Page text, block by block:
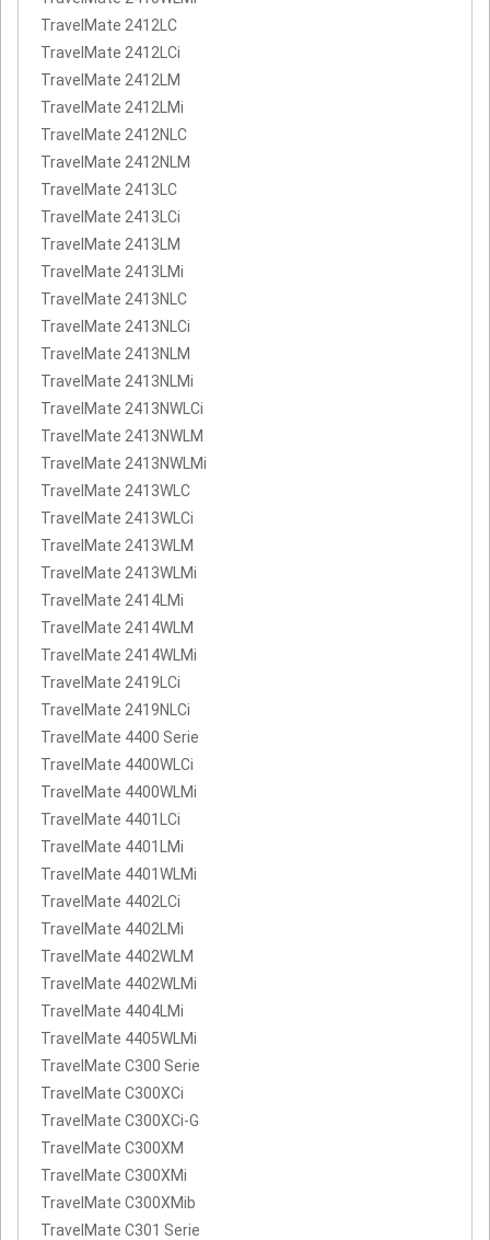
TravelMate 2412LC
TravelMate 2412LCi
TravelMate 2412LM
TravelMate 2412LMi
TravelMate 2412NLC
TravelMate 2412NLM
TravelMate 2413LC
TravelMate 2413LCi
TravelMate 2413LM
TravelMate 2413LMi
TravelMate 2413NLC
TravelMate 2413NLCi
TravelMate 2413NLM
TravelMate 2413NLMi
TravelMate 2413NWLCi
TravelMate 2413NWLM
TravelMate 2413NWLMi
TravelMate 2413WLC
TravelMate 2413WLCi
TravelMate 2413WLM
TravelMate 2413WLMi
TravelMate 2414LMi
TravelMate 2414WLM
TravelMate 2414WLMi
TravelMate 2419LCi
TravelMate 2419NLCi
TravelMate 4400 Serie
TravelMate 4400WLCi
TravelMate 4400WLMi
TravelMate 4401LCi
TravelMate 4401LMi
TravelMate 4401WLMi
TravelMate 4402LCi
TravelMate 4402LMi
TravelMate 4402WLM
TravelMate 4402WLMi
TravelMate 4404LMi
TravelMate 4405WLMi
TravelMate C300 Serie
TravelMate C300XCi
TravelMate C300XCi-G
TravelMate C300XM
TravelMate C300XMi
TravelMate C300XMib
TravelMate C301 Serie